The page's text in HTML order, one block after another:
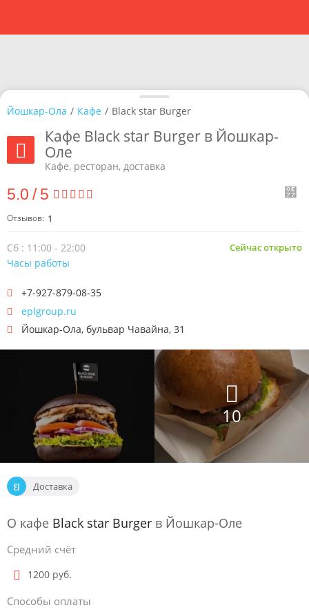
10
Доставка
Йошкар-Ола / Кафе / Black star Burger
Кафе Black star Burger в Йошкар-
Оле
Кафе, ресторан, доставка
5.0 / 5
Отзывов: 1
+7-927-879-08-35
eplgroup.ru
Йошкар-Ола, бульвар Чавайна, 31
Сейчас открыто
Сб : 11:00 - 22:00
Часы работы
О кафе Black star Burger в Йошкар-Оле
Средний счёт
1200 руб.
Способы оплаты